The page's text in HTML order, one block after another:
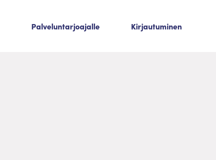
Palveluntarjoajalle Kirjautuminen